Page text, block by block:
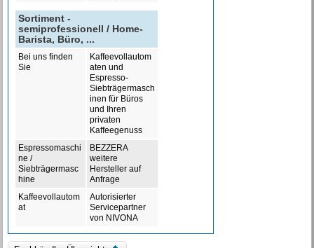
Sortiment -
semiprofessionell / Home-
Barista, Büro, ...
Bei uns finden
Sie
Kaffeevollautom
aten und
Espresso-
Siebträgermasch
inen für Büros
und Ihren
privaten
Kaffeegenuss
Espressomaschi
ne /
Siebträgermasc
hine
BEZZERA
weitere
Hersteller auf
Anfrage
Kaffeevollautom
at
Autorisierter
Servicepartner
von NIVONA